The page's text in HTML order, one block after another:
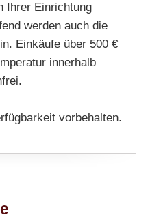
Ihrer Einrichtung
werden auch die
Einkäufe über 500 €
innerhalb
vorbehalten.